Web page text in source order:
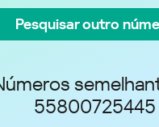
Pesquisar outro
55800725445